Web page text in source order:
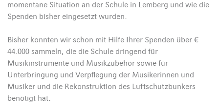
momentane Situation an der Schule in Lemberg und wie die
Spenden bisher eingesetzt wurden.
Bisher konnten wir schon mit Hilfe Ihrer Spenden über €
44.000 sammeln, die die Schule dringend für
Musikinstrumente und Musikzubehör sowie für
Unterbringung und Verpflegung der Musikerinnen und
Musiker und die Rekonstruktion des Luftschutzbunkers
benötigt hat.